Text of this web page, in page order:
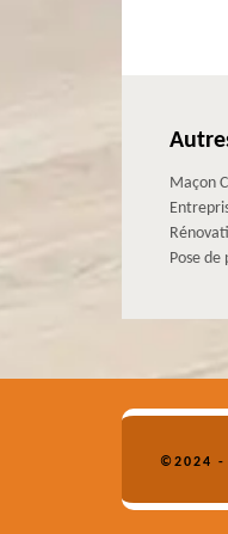
Maçon
Pose
©2024 -